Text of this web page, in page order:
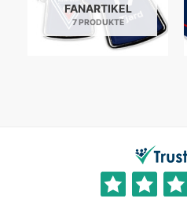
FANARTIKEL
7 PRODUKTE